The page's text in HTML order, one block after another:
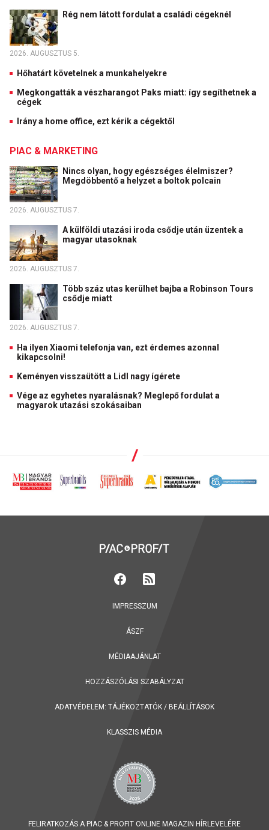
Rég nem látott fordulat a családi cégeknél
2026. AUGUSZTUS 5.
Hőhatárt követelnek a munkahelyekre
Megkongatták a vészharangot Paks miatt: így segíthetnek a
cégek
Irány a home office, ezt kérik a cégektől
PIAC & MARKETING
Nincs olyan, hogy egészséges élelmiszer?
Megdöbbentő a helyzet a boltok polcain
2026. AUGUSZTUS 7.
A külföldi utazási iroda csődje után üzentek a
magyar utasoknak
2026. AUGUSZTUS 7.
Több száz utas kerülhet bajba a Robinson Tours
csődje miatt
2026. AUGUSZTUS 7.
Ha ilyen Xiaomi telefonja van, ezt érdemes azonnal
kikapcsolni!
Keményen visszaütött a Lidl nagy ígérete
Vége az egyhetes nyaralásnak? Meglepő fordulat a
magyarok utazási szokásaiban
IMPRESSZUM
ÁSZF
MÉDIAAJÁNLAT
HOZZÁSZÓLÁSI SZABÁLYZAT
ADATVÉDELEM: TÁJÉKOZTATÓK / BEÁLLÍTÁSOK
KLASSZIS MÉDIA
FELIRATKOZÁS A PIAC & PROFIT ONLINE MAGAZIN HÍRLEVELÉRE